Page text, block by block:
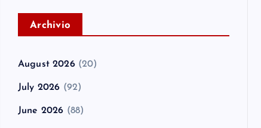
Archivio
August 2026(20)
July 2026 (92)
June 2026 (88)